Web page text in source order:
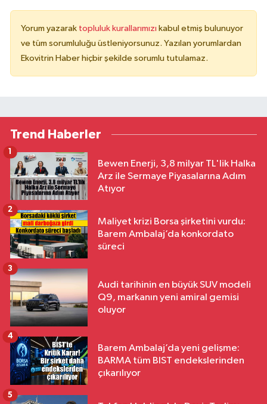
Yorum yazarak topluluk kurallarımızı kabul etmiş bulunuyor
ve tüm sorumluluğu üstleniyorsunuz. Yazılan yorumlardan
Ekovitrin Haber hiçbir şekilde sorumlu tutulamaz.
Trend Haberler
Bewen Enerji, 3,8 milyar TL'lik Halka
Arz ile Sermaye Piyasalarına Adım
Atıyor
1
Maliyet krizi Borsa şirketini vurdu:
Barem Ambalaj’da konkordato
süreci
2
Audi tarihinin en büyük SUV modeli
Q9, markanın yeni amiral gemisi
oluyor
3
Barem Ambalaj’da yeni gelişme:
BARMA tüm BIST endekslerinden
çıkarılıyor
4
5